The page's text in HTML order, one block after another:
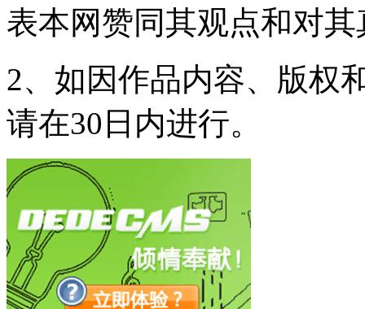
表本网赞同其观点和对
2、如因作品内容、版权
请在30日内进行。